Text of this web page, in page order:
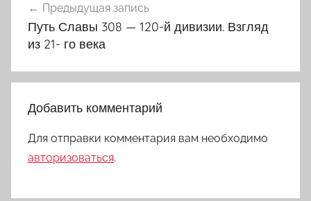
по
записям
Предыдущая запись
Путь Славы 308 — 120-й дивизии. Взгляд
из 21- го века
Добавить комментарий
Для отправки комментария вам необходимо
авторизоваться.